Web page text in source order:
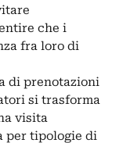
che i
fra loro di
di prenotazioni
si trasforma
visita
per tipologie di